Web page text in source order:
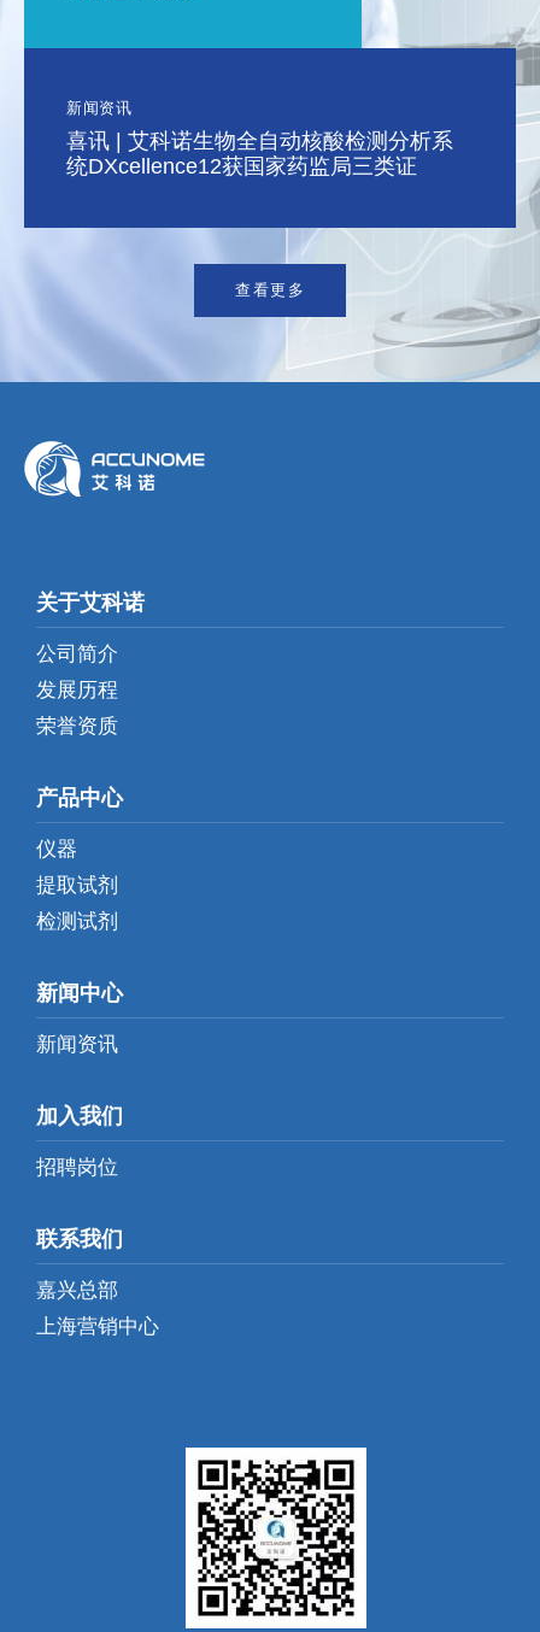
新闻资讯
喜讯 | 艾科诺生物全自动核酸检测分析系
统DXcellence12获国家药监局三类证
查看更多
关于艾科诺
公司简介
发展历程
荣誉资质
产品中心
仪器
提取试剂
检测试剂
新闻中心
新闻资讯
加入我们
招聘岗位
联系我们
嘉兴总部
上海营销中心